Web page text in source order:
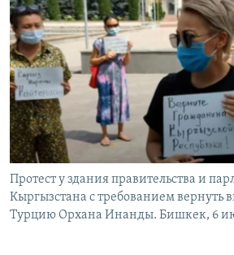
Протест у здания правительства и
Кыргызстана с требованием вернуть
Турцию Орхана Инанды. Бишкек, 6